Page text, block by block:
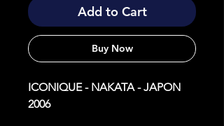
Add to Cart
Buy Now
ICONIQUE - NAKATA - JAPON
2006